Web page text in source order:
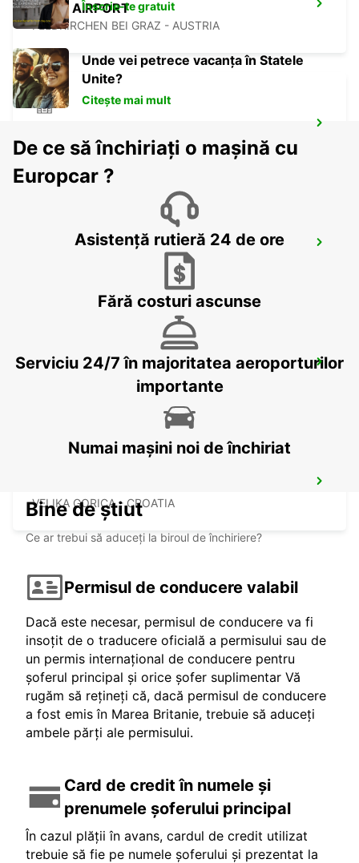
GRAZ AIRPORT
FELDKIRCHEN BEI GRAZ - AUSTRIA
GRAZ - AUSTRIA
SZEKESFEHERVAR
SZEKESFEHERVAR - HUNGARY
PECS
VELIKA GORICA - CROATIA
Înscrie-te gratuit
Unde vei petrece vacanța în Statele
Unite?
Citește mai mult
De ce să închiriați o mașină cu
Europcar ?
Asistență rutieră 24 de ore
Fără costuri ascunse
Serviciu 24/7 în majoritatea aeroporturilor
importante
Numai mașini noi de închiriat
Bine de știut
Ce ar trebui să aduceți la biroul de închiriere?
Permisul de conducere valabil
Dacă este necesar, permisul de conducere va fi
insoțit de o traducere oficială a permisului sau de
un permis internațional de conducere pentru
șoferul principal și orice șofer suplimentar Vă
rugăm să rețineți că, dacă permisul de conducere
a fost emis în Marea Britanie, trebuie să aduceți
ambele părți ale permisului.
Card de credit în numele și
prenumele șoferului principal
În cazul plății în avans, cardul de credit utilizat
trebuie să fie pe numele șoferului și prezentat la